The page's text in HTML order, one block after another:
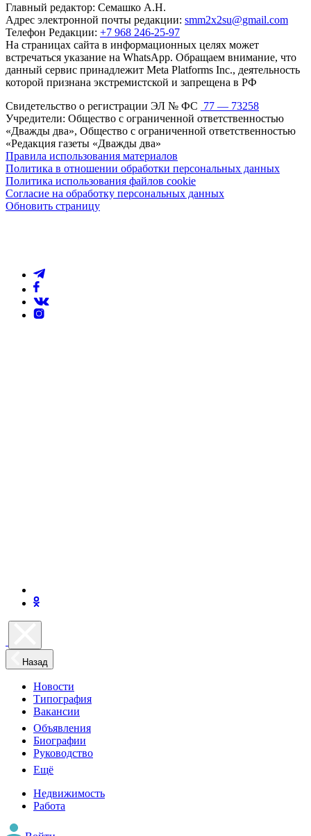
Главный редактор: Семашко А.Н.
Адрес электронной почты редакции: smm2x2su@gmail.com
Телефон Редакции: +7 968 246-25-97
На страницах сайта в информационных целях может
встречаться указание на WhatsApp. Обращаем внимание, что
данный сервис принадлежит Meta Platforms Inc., деятельность
которой признана экстремистской и запрещена в РФ
Свидетельство о регистрации ЭЛ № ФС 77 — 73258
Учредители: Общество с ограниченной ответственностью
«Дважды два», Общество с ограниченной ответственностью
«Редакция газеты «Дважды два»
Правила использования материалов
Политика в отношении обработки персональных данных
Политика использования файлов cookie
Согласие на обработку персональных данных
Обновить страницу
Назад
Новости
Типография
Вакансии
Объявления
Биографии
Руководство
Ещё
Недвижимость
Работа